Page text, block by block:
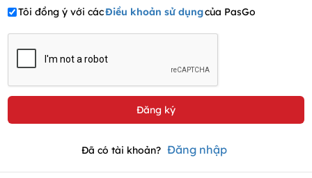
Tôi đồng ý với cácĐiều khoản sử dụngcủa PasGo
Đã có tài khoản? Đăng nhập